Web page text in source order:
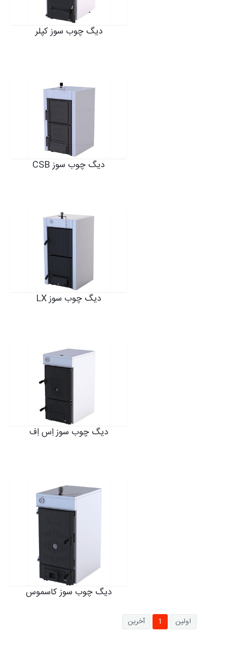
دیگ چوب سوز کپلر
دیگ چوب سوز CSB
دیگ چوب سوز LX
دیگ چوب سوز اِس اِف
دیگ چوب سوز کاسموس
اولین 1 آخرین